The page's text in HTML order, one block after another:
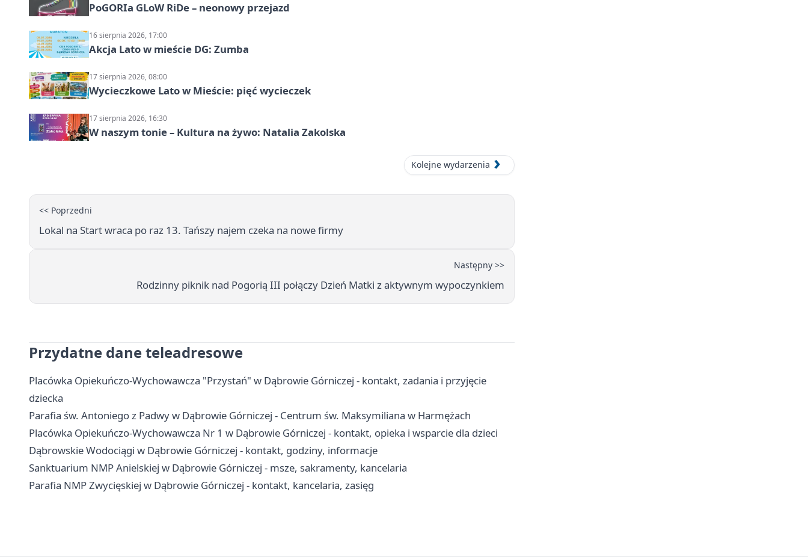
PoGORIa GLoW RiDe – neonowy przejazd
16 sierpnia 2026, 17:00
Akcja Lato w mieście DG: Zumba
17 sierpnia 2026, 08:00
Wycieczkowe Lato w Mieście: pięć wycieczek
17 sierpnia 2026, 16:30
W naszym tonie – Kultura na żywo: Natalia Zakolska
Kolejne wydarzenia
<< Poprzedni
Lokal na Start wraca po raz 13. Tańszy najem czeka na nowe firmy
Następny >>
Rodzinny piknik nad Pogorią III połączy Dzień Matki z aktywnym wypoczynkiem
Przydatne dane teleadresowe
Placówka Opiekuńczo-Wychowawcza "Przystań" w Dąbrowie Górniczej - kontakt, zadania i przyjęcie
dziecka
Parafia św. Antoniego z Padwy w Dąbrowie Górniczej - Centrum św. Maksymiliana w Harmężach
Placówka Opiekuńczo-Wychowawcza Nr 1 w Dąbrowie Górniczej - kontakt, opieka i wsparcie dla dzieci
Dąbrowskie Wodociągi w Dąbrowie Górniczej - kontakt, godziny, informacje
Sanktuarium NMP Anielskiej w Dąbrowie Górniczej - msze, sakramenty, kancelaria
Parafia NMP Zwycięskiej w Dąbrowie Górniczej - kontakt, kancelaria, zasięg